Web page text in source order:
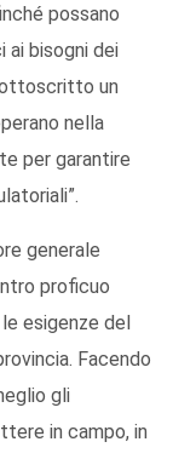
possano
bisogni dei
un
nella
per garantire
generale
proficuo
esigenze del
Facendo
gli
in campo, in